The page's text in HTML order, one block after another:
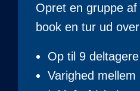
Opret en gruppe
book en tur ud
Op til 9
Varighed